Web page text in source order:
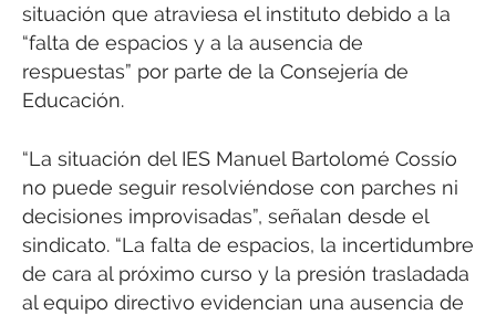
situación que atraviesa el instituto debido a la
“falta de espacios y a la ausencia de
respuestas” por parte de la Consejería de
Educación.
“La situación del IES Manuel Bartolomé Cossío
no puede seguir resolviéndose con parches ni
decisiones improvisadas”, señalan desde el
sindicato. “La falta de espacios, la incertidumbre
de cara al próximo curso y la presión trasladada
al equipo directivo evidencian una ausencia de